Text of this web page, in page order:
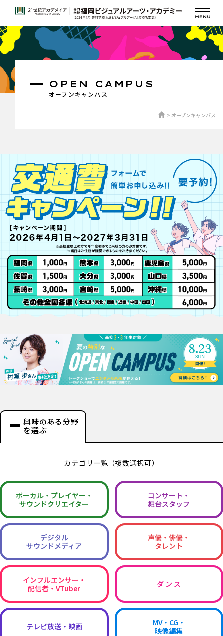
オープンキャンパス
OPEN CAMPUS
オープンキャンパス
興味のある分野
を選ぶ
カテゴリ一覧（複数選択可）
ボーカル・ プレイヤー・
サウンドクリエイター
コンサート・
舞台スタッフ
デジタル
サウンドメディア
声優・俳優・
タレント
インフルエンサー・
配信者・VTuber
ダ ン ス
テレビ放送・映画
MV・CG・
映像編集